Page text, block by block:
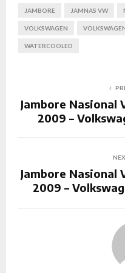
JAMBORE JAMNAS VW
VOLKSWAGEN
WATERCOOLED
Jambore Nasional
2009 –
Jambore Nasional
2009 –